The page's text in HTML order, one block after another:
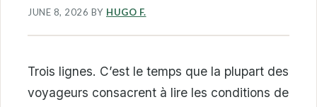
JUNE 8, 2026 BY HUGO F.
Trois lignes. C’est le temps que la plupart des
voyageurs consacrent à lire les conditions de